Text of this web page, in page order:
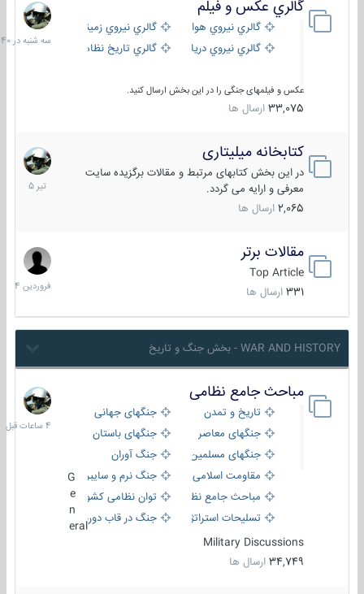
گالري عكس و فيلم
گالري نيروي هوايي
گالري نيروي زميني
گالري نيروي دريايي
گالري تاریخ نظامی
عکس و فیلمهای جنگی را در این بخش ارسال کنید.
33,075 ارسال ها
سه
شنبه
در
کتابخانه میلیتاری
در این بخش کتابهای مرتبط و مقالات برگزیده سایت
معرفی و ارایه می گردد.
2,065 ارسال ها
16
تیر
1405
مقالات برتر
Top Article
331 ارسال ها
29
فروردین
1404
WAR AND HISTORY - بخش جنگ و تاریخ
مباحث جامع نظامی
تاریخ و تمدن
جنگهای جهانی
جنگهای معاصر
جنگهای باستان
جنگهای مسلمین
جنگ آوران
مقاومت اسلامی
جنگ نرم و سایبری
مباحث جامع نظامی
توان نظامی کشورها
تسلیحات استراتژیک
جنگ در قاب دوربین
eral
Military Discussions
34,749 ارسال ها
4
ساعات
قبل